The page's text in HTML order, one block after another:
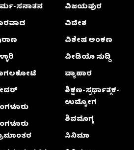
ಸನಾತನ
ವಿಜಯಪುರ
ವಿದೇಶ
ವಿಶೇಷ ಅಂಕಣ
ವೀಡಿಯೊ ಸುದ್ದಿ
ವ್ಯಾಪಾರ
ಶಿಕ್ಷಣ-ಸ್ಪರ್ಧಾತ್ಮಕ-
ಉದ್ಯೋಗ
ಶಿವಮೊಗ್ಗ
ಸಿನಿಮಾ